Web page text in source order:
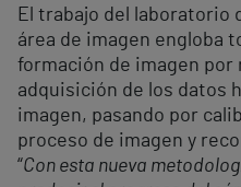
El trabajo del laboratorio
área de imagen engloba
formación de imagen por
adquisición de los datos
imagen, pasando por
proceso de imagen y
“Con esta nueva